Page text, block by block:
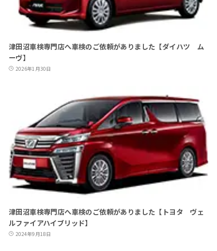
津田沼車検専門店へ車検のご依頼がありました【ダイハツ ム
ーヴ】
2026年1月30日
津田沼車検専門店へ車検のご依頼がありました【トヨタ ヴェ
ルファイアハイブリッド】
2024年9月18日